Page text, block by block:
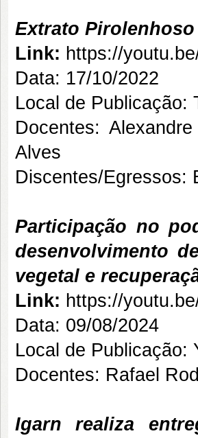
Extrato
Link: https://
Data: 17/10/2022
Local de Publicação:
Docentes:
Alves
Discentes/Egressos:
Participação no
desenvolvimento
vegetal e
Link: https://
Data: 09/08/2024
Local de Publicação:
Docentes: Rafael
Igarn realiza